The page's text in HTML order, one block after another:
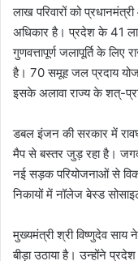
लाख परिवारों को
अधिकार है। प्रदेश के 41
गुणवत्तापूर्ण जलापूर्ति के लिए
है। 70 समूह जल प्रदाय
इसके अलावा राज्य के शत्-
डबल इंजन की सरकार में
मैप से बस्तर जुड़ रहा है।
नई सड़क परियोजनाओं से
निकायों में नॉलेज बेस्ड
मुख्यमंत्री श्री विष्णुदेव
बीड़ा उठाया है। उन्होंने